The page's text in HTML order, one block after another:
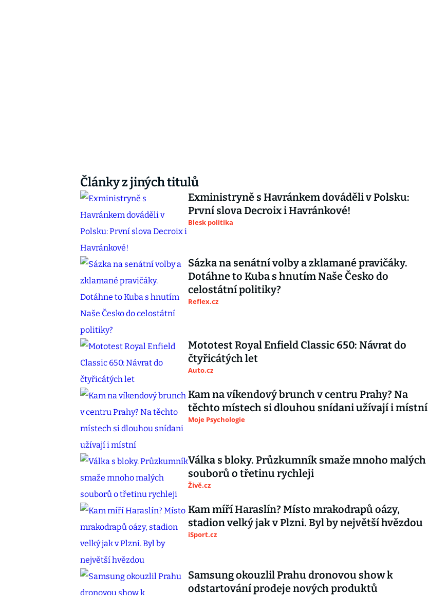
Články z jiných titulů
Exministryně s Havránkem dováděli v Polsku:
První slova Decroix i Havránkové!
Blesk politika
Sázka na senátní volby a zklamané pravičáky.
Dotáhne to Kuba s hnutím Naše Česko do
celostátní politiky?
Reflex.cz
Mototest Royal Enfield Classic 650: Návrat do
čtyřicátých let
Auto.cz
Kam na víkendový brunch v centru Prahy? Na
těchto místech si dlouhou snídani užívají i místní
Moje Psychologie
Válka s bloky. Průzkumník smaže mnoho malých
souborů o třetinu rychleji
Živě.cz
Kam míří Haraslín? Místo mrakodrapů oázy,
stadion velký jak v Plzni. Byl by největší hvězdou
iSport.cz
Samsung okouzlil Prahu dronovou show k
odstartování prodeje nových produktů